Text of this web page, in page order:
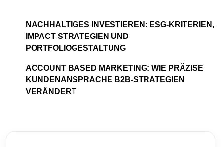
NACHHALTIGES INVESTIEREN: ESG-KRITERIEN,
IMPACT-STRATEGIEN UND
PORTFOLIOGESTALTUNG
ACCOUNT BASED MARKETING: WIE PRÄZISE
KUNDENANSPRACHE B2B-STRATEGIEN
VERÄNDERT